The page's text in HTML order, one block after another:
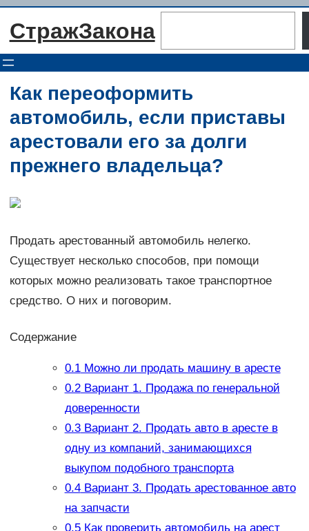
Перейти
СтражЗакона
Как переоформить
автомобиль, если приставы
арестовали его за долги
прежнего владельца?
Продать арестованный автомобиль нелегко.
Существует несколько способов, при помощи
которых можно реализовать такое транспортное
средство. О них и поговорим.
Содержание
0.1Можно ли продать машину в аресте
0.2Вариант 1. Продажа по генеральной
доверенности
0.3Вариант 2. Продать авто в аресте в
одну из компаний, занимающихся
выкупом подобного транспорта
0.4Вариант 3. Продать арестованное авто
на запчасти
0.5Как проверить автомобиль на арест